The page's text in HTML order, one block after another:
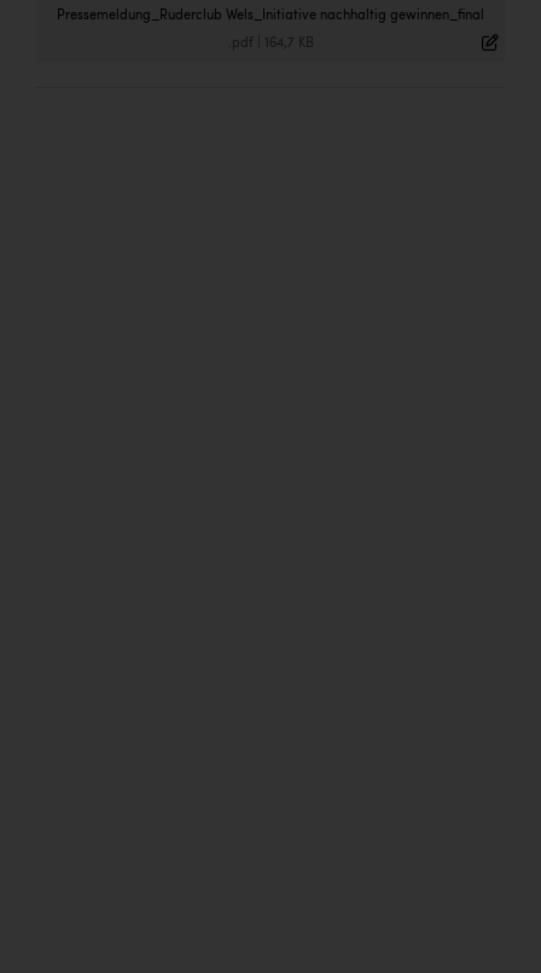
Pressemeldung_Ruderclub Wels_Initiative nachhaltig gewinnen_final
.pdf 164,7 KB